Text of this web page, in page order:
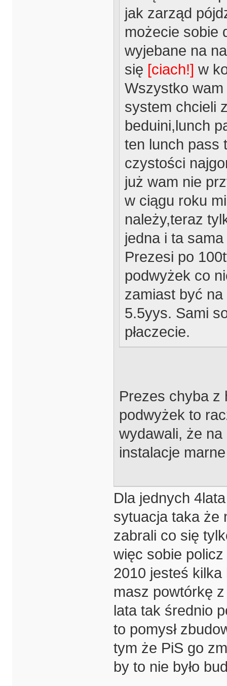
jak zarząd
możecie sobie
wyjebane na
się [ciach!] w
Wszystko wam
system chcieli
beduini,lunch
ten lunch pass
czystości
już wam nie
w ciągu roku
należy,teraz
jedna i ta
Prezesi po
podwyżek co
zamiast być
5.5yys. Sami
płaczecie.
Prezes chyba z
podwyżek to
wydawali, że na
instalacje
Dla jednych
sytuacja taka że
zabrali co się
więc sobie policz
2010 jesteś
masz powtórkę
lata tak średnio
to pomysł
tym że PiS go
by to nie było